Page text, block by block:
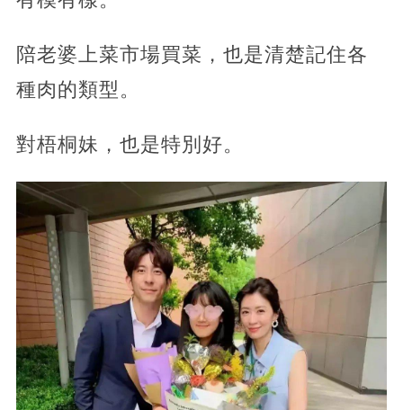
陪老婆上菜市場買菜，也是清楚記住各
種肉的類型。
對梧桐妹，也是特別好。